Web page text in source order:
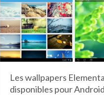
Les wallpapers
disponibles pour Android